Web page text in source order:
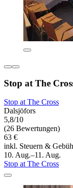
Stop at The
Stop at The Cross
Dalsjöfors
5,8/10
(26 Bewertungen)
63 €
inkl. Steuern &
10. Aug.–11. Aug.
Stop at The Cross